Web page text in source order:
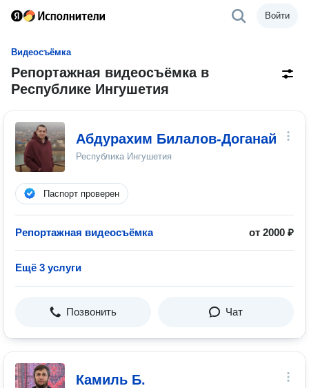
Войти
Видеосъёмка
Репортажная видеосъёмка в
Республике Ингушетия
Абдурахим Билалов-Доганай
Республика Ингушетия
Паспорт проверен
Репортажная видеосъёмка от 2000 ₽
Ещё 3 услуги
Позвонить Чат
Камиль Б.